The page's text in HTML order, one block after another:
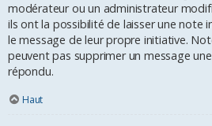
modérateur ou un administrateur
ils ont la possibilité de laisser une note
le message de leur propre initiative.
peuvent pas supprimer un message
répondu.
Haut